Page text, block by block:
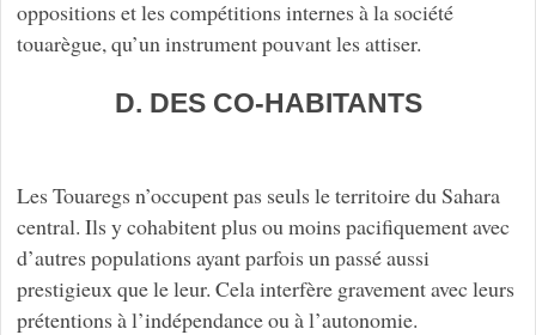
oppositions et les compétitions internes à la société
touarègue, qu’un instrument pouvant les attiser.
D. DES CO-HABITANTS
Les Touaregs n’occupent pas seuls le territoire du Sahara
central. Ils y cohabitent plus ou moins pacifiquement avec
d’autres populations ayant parfois un passé aussi
prestigieux que le leur. Cela interfère gravement avec leurs
prétentions à l’indépendance ou à l’autonomie.